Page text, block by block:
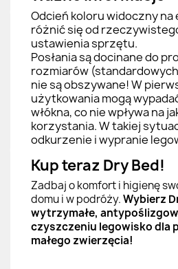
Odcień koloru widoczny na
różnić się od
ustawienia sprzętu.
Posłania są docinane do
rozmiarów
nie są obszywane! W
użytkowania mogą
włókna, co nie wpływa na
korzystania. W takiej
odkurzenie i wypranie
Kup teraz Dry Bed!
Zadbaj o komfort i higienę
domu i w podróży.Wybierz
wytrzymałe,
czyszczeniu legowisko dla
małego zwierzęcia!